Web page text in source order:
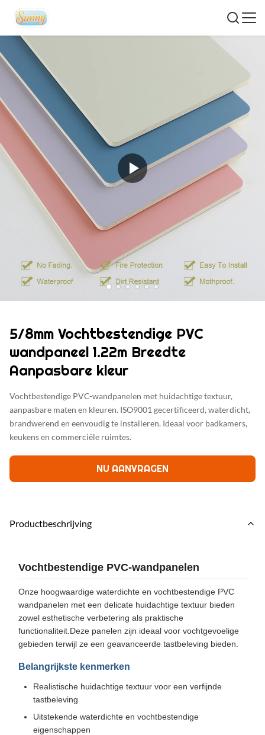
5/8mm Vochtbestendige PVC
wandpaneel 1.22m Breedte
Aanpasbare kleur
Vochtbestendige PVC-wandpanelen met huidachtige textuur,
aanpasbare maten en kleuren. ISO9001 gecertificeerd, waterdicht,
brandwerend en eenvoudig te installeren. Ideaal voor badkamers,
keukens en commerciële ruimtes.
NU AANVRAGEN
Productbeschrijving
Vochtbestendige PVC-wandpanelen
Onze hoogwaardige waterdichte en vochtbestendige PVC
wandpanelen met een delicate huidachtige textuur bieden
zowel esthetische verbetering als praktische
functionaliteit.Deze panelen zijn ideaal voor vochtgevoelige
gebieden terwijl ze een geavanceerde tastbeleving bieden.
Belangrijkste kenmerken
Realistische huidachtige textuur voor een verfijnde
tastbeleving
Uitstekende waterdichte en vochtbestendige
eigenschappen